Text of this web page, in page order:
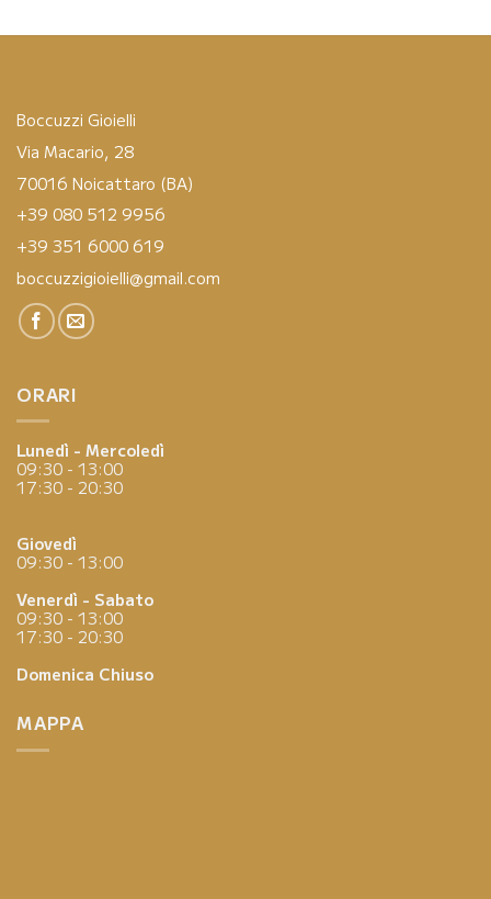
Boccuzzi Gioielli
Via Macario, 28
70016 Noicattaro (BA)
+39 080 512 9956
+39 351 6000 619
boccuzzigioielli@gmail.com
ORARI
Lunedì - Mercoledì
09:30 - 13:00
17:30 - 20:30
Giovedì
09:30 - 13:00
Venerdì - Sabato
09:30 - 13:00
17:30 - 20:30
Domenica Chiuso
MAPPA